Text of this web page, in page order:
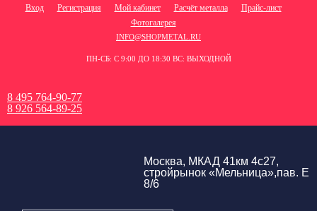
Вход Регистрация Мой кабинет Расчёт металла
Прайс-лист
Фотогалерея
INFO@SHOPMETAL.RU
ПН-СБ: С 9:00 ДО 18:30 ВС: ВЫХОДНОЙ
8 495 764-90-77
8 926 564-89-25
Москва, МКАД 41км 4с27,
стройрынок «Мельница»,пав. Е
8/6